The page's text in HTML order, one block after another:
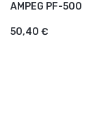
AMPEG PF-500
50,40 €